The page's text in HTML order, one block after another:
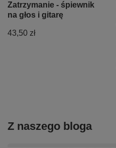
Zatrzymanie - śpiewnik
na głos i gitarę
43,50 zł
Z naszego bloga